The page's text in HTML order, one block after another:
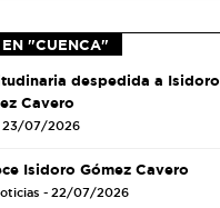
EN "CUENCA"
despedida a Isidoro
Cavero
23/07/2026
Isidoro Gómez Cavero
- 22/07/2026